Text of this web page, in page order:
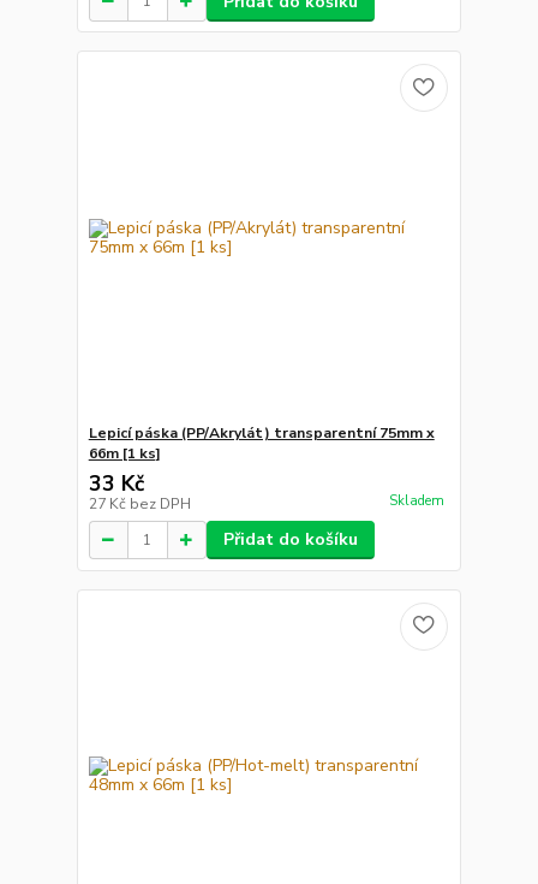
Lepicí páska (PP/Akrylát) transparentní 75mm x
66m [1 ks]
33 Kč
27 Kč bez DPH Skladem
Přidat do košíku